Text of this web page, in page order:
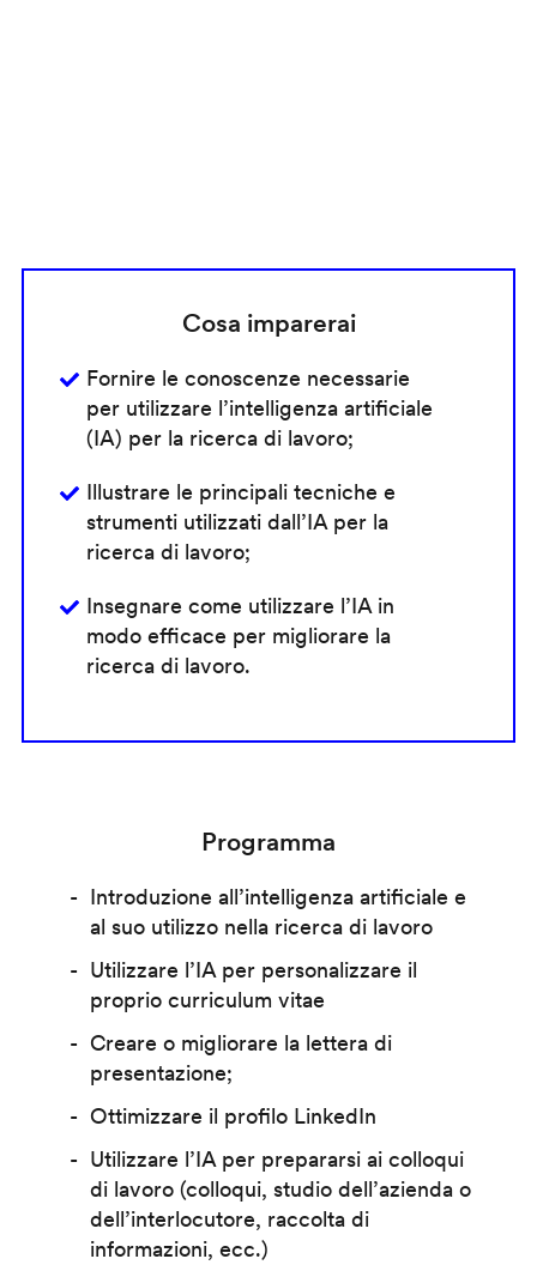
Cosa imparerai
Fornire le conoscenze necessarie
per utilizzare l’intelligenza artificiale
(IA) per la ricerca di lavoro;
Illustrare le principali tecniche e
strumenti utilizzati dall’IA per la
ricerca di lavoro;
Insegnare come utilizzare l’IA in
modo efficace per migliorare la
ricerca di lavoro.
Programma
Introduzione all’intelligenza artificiale e
al suo utilizzo nella ricerca di lavoro
Utilizzare l’IA per personalizzare il
proprio curriculum vitae
Creare o migliorare la lettera di
presentazione;
Ottimizzare il profilo LinkedIn
Utilizzare l’IA per prepararsi ai colloqui
di lavoro (colloqui, studio dell’azienda o
dell’interlocutore, raccolta di
informazioni, ecc.)